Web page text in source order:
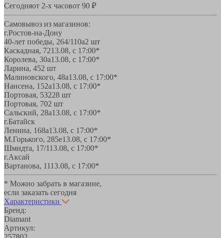
Сегодняот 2-х часовот 90 ₽
Самовывоз из магазинов:
г.Ростов-на-Дону
40-лет победы, 264/110а2 шт
Каскадная, 7213.08, с 17:00*
Королева, 30а13.08, с 17:00*
Ларина, 452 шт
Малиновского, 48а13.08, с 17:00*
Нансена, 152а13.08, с 17:00*
Портовая, 53228 шт
Портовая, 702 шт
Сальский, 28a13.08, с 17:00*
г.Батайск
Ленина, 168а13.08, с 17:00*
М.Горького, 285е13.08, с 17:00*
Шмидта, 17/113.08, с 17:00*
г.Аксай
Вартанова, 1113.08, с 17:00*
* Можно забрать в магазине,
если заказать сегодня
Характеристики
Бренд:
Diamant
Артикул: